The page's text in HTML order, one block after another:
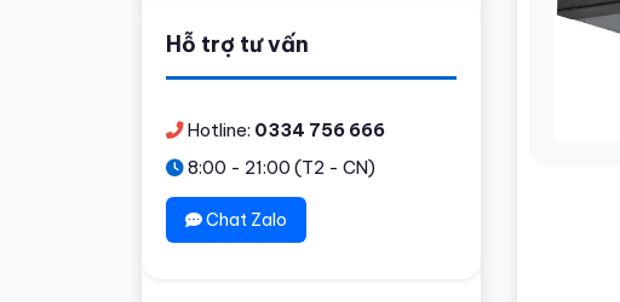
Hỗ trợ tư vấn
Hotline: 0334 756 666
8:00 - 21:00 (T2 - CN)
Chat Zalo